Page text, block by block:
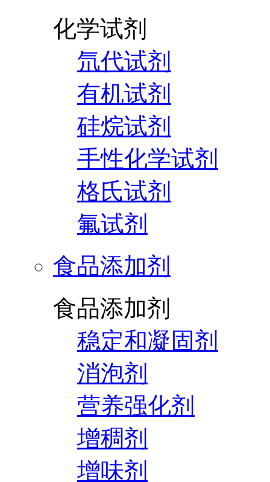
化学试剂
氘代试剂
有机试剂
硅烷试剂
手性化学试剂
格氏试剂
氟试剂
食品添加剂
食品添加剂
稳定和凝固剂
消泡剂
营养强化剂
增稠剂
增味剂